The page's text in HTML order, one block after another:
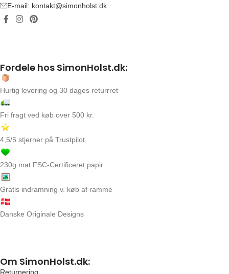
E-mail: kontakt@simonholst.dk
Fordele hos SimonHolst.dk:
Hurtig levering og 30 dages returrret
Fri fragt ved køb over 500 kr.
4,5/5 stjerner på Trustpilot
230g mat FSC-Certificeret papir
Gratis indramning v. køb af ramme
Danske Originale Designs
Om SimonHolst.dk:
Returnering